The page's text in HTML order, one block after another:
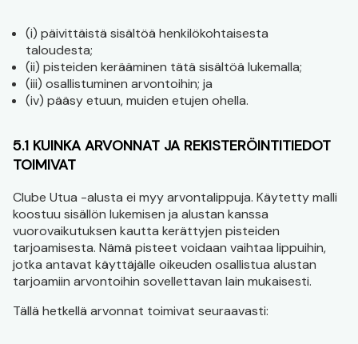
(i) päivittäistä sisältöä henkilökohtaisesta
taloudesta;
(ii) pisteiden kerääminen tätä sisältöä lukemalla;
(iii) osallistuminen arvontoihin; ja
(iv) pääsy etuun, muiden etujen ohella.
5.1 KUINKA ARVONNAT JA REKISTERÖINTITIEDOT
TOIMIVAT
Clube Utua -alusta ei myy arvontalippuja. Käytetty malli
koostuu sisällön lukemisen ja alustan kanssa
vuorovaikutuksen kautta kerättyjen pisteiden
tarjoamisesta. Nämä pisteet voidaan vaihtaa lippuihin,
jotka antavat käyttäjälle oikeuden osallistua alustan
tarjoamiin arvontoihin sovellettavan lain mukaisesti.
Tällä hetkellä arvonnat toimivat seuraavasti: